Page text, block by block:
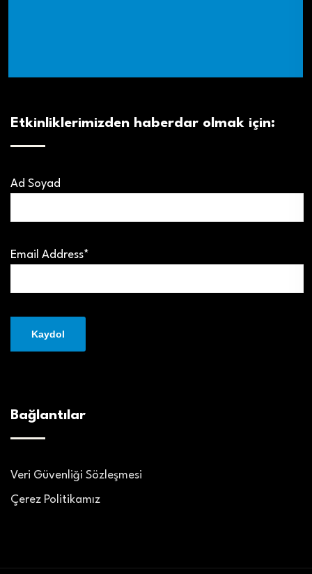
Etkinliklerimizden haberdar olmak için:
Ad Soyad
Email Address*
Bağlantılar
Veri Güvenliği Sözleşmesi
Çerez Politikamız